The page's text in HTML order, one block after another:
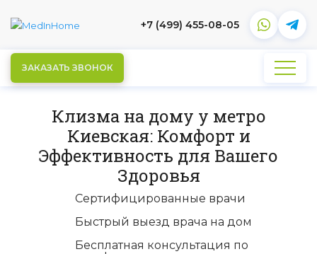
+7 (499) 455-08-05
ЗАКАЗАТЬ ЗВОНОК
Клизма на дому у метро
Киевская: Комфорт и
Эффективность для Вашего
Здоровья
Сертифицированные врачи
Быстрый выезд врача на дом
Бесплатная консультация по